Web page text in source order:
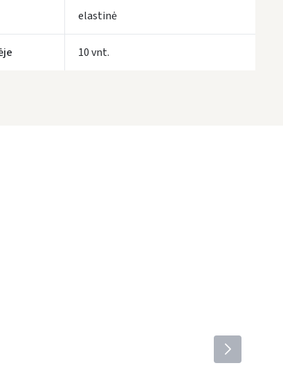
LP Express kurjeris- 4.00 €
Pirmadienį, Rugpjūčio 10 d.
elastinė
10 vnt.